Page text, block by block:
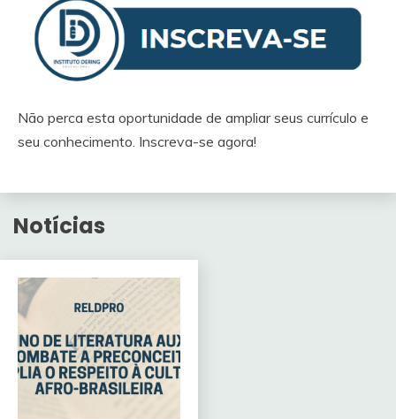
Não perca esta oportunidade de ampliar seus currículo e
seu conhecimento. Inscreva-se agora!
Notícias